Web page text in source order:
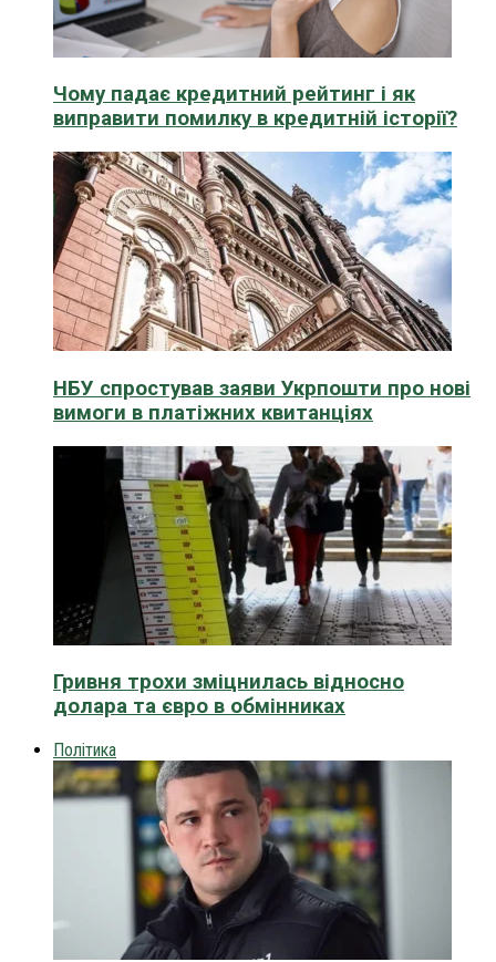
Чому падає кредитний рейтинг і як
виправити помилку в кредитній історії?
НБУ спростував заяви Укрпошти про нові
вимоги в платіжних квитанціях
Гривня трохи зміцнилась відносно
долара та євро в обмінниках
Політика